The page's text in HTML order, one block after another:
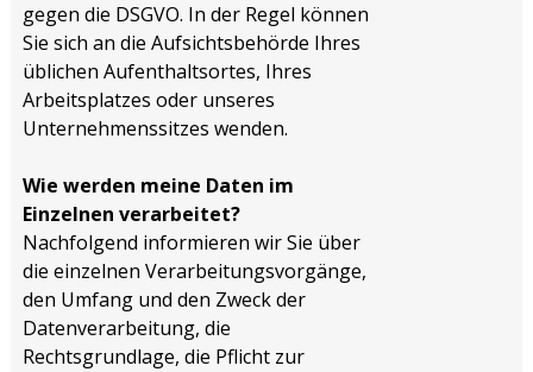
gegen die DSGVO. In der Regel können
Sie sich an die Aufsichtsbehörde Ihres
üblichen Aufenthaltsortes, Ihres
Arbeitsplatzes oder unseres
Unternehmenssitzes wenden.
Wie werden meine Daten im
Einzelnen verarbeitet?
Nachfolgend informieren wir Sie über
die einzelnen Verarbeitungsvorgänge,
den Umfang und den Zweck der
Datenverarbeitung, die
Rechtsgrundlage, die Pflicht zur